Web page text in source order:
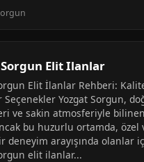
Elit Ilanlar
Elit İlanlar Rehberi:
Seçenekler Yozgat Sorgun,
ve sakin atmosferiyle
bu huzurlu ortamda, özel
deneyim arayışında olanlar
elit ilanlar...